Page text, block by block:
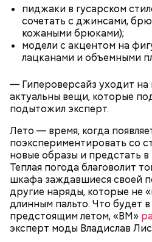
пиджаки в гусарском
сочетать с джинсами,
кожаными брюками);
модели с акцентом на
лацканами и объемными
— Гипероверсайз уходит на
актуальны вещи, которые
подытожил эксперт.
Лето — время, когда
поэкспериментировать со
новые образы и предстать в
Теплая погода благоволит
шкафа заждавшиеся своей
другие наряды, которые не
длинным пальто. Что будет
предстоящим летом, «ВМ»
эксперт моды Владислав
Международный день
американский философ
День «Счастье
— Кабачки нужно натереть
Противень ставится в
190 градусов. Спагетти из